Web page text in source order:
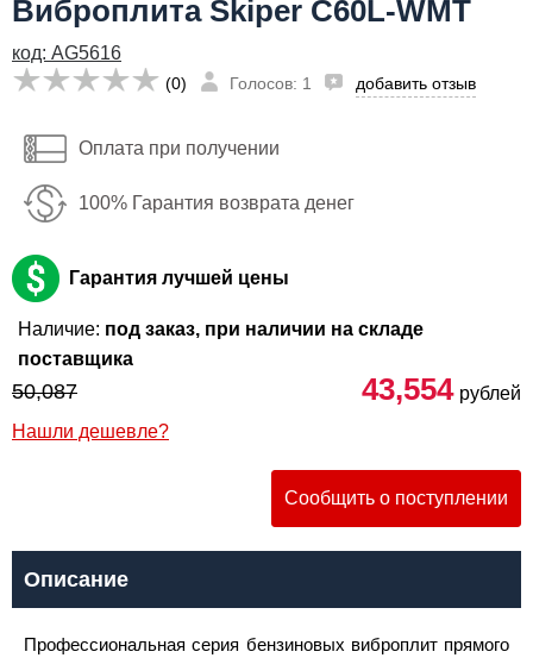
Виброплита Skiper C60L-WMT
код: AG5616
(0) Голосов: 1 добавить отзыв
Оплата при получении
100% Гарантия возврата денег
Гарантия лучшей цены
Наличие: под заказ, при наличии на складе
поставщика
50,087 43,554 рублей
Нашли дешевле?
Сообщить о поступлении
Описание
Профессиональная серия бензиновых виброплит прямого
43,554 руб
Имя:
Телефон* :
Я даю согласие на обработку персональных данных